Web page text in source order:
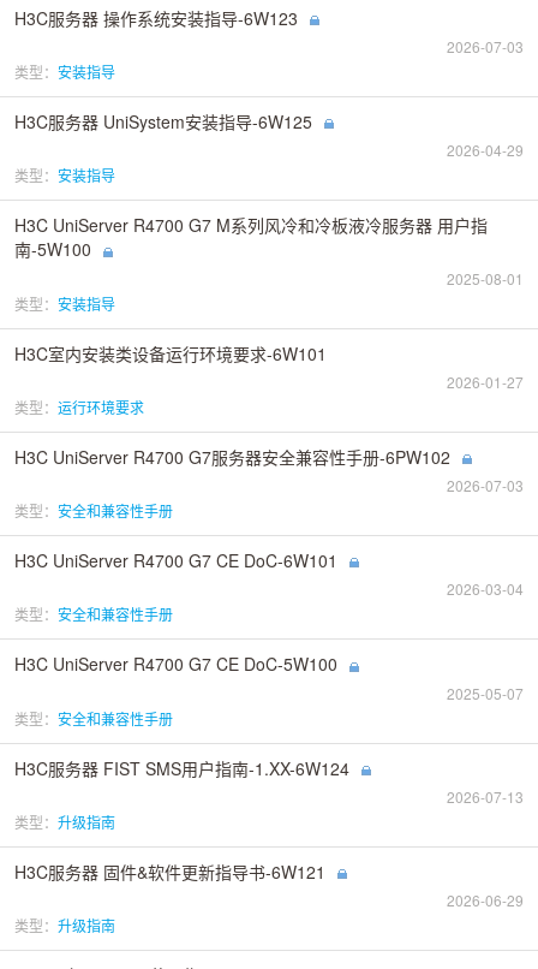
H3C服务器 操作系统安装指导-6W123
2026-07-03
类型： 安装指导
H3C服务器 UniSystem安装指导-6W125
2026-04-29
类型： 安装指导
H3C UniServer R4700 G7 M系列风冷和冷板液冷服务器 用户指
南-5W100
2025-08-01
类型： 安装指导
H3C室内安装类设备运行环境要求-6W101
2026-01-27
类型： 运行环境要求
H3C UniServer R4700 G7服务器安全兼容性手册-6PW102
2026-07-03
类型： 安全和兼容性手册
H3C UniServer R4700 G7 CE DoC-6W101
2026-03-04
类型： 安全和兼容性手册
H3C UniServer R4700 G7 CE DoC-5W100
2025-05-07
类型： 安全和兼容性手册
H3C服务器 FIST SMS用户指南-1.XX-6W124
2026-07-13
类型： 升级指南
H3C服务器 固件&软件更新指导书-6W121
2026-06-29
类型： 升级指南